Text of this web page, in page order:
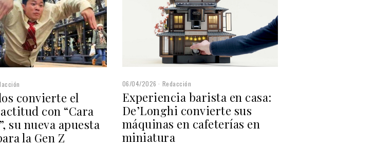
convierte el
con “Cara
su nueva apuesta
la Gen Z
06/04/2026 Redacción
Experiencia barista en casa:
De’Longhi convierte sus
máquinas en cafeterías en
miniatura